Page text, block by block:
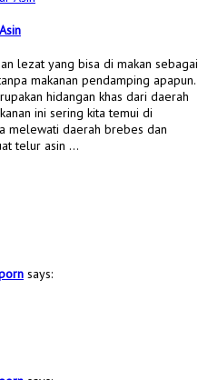
lezat yang bisa di makan sebagai
makanan pendamping apapun.
hidangan khas dari daerah
ini sering kita temui di
melewati daerah brebes dan
telur asin …
says: